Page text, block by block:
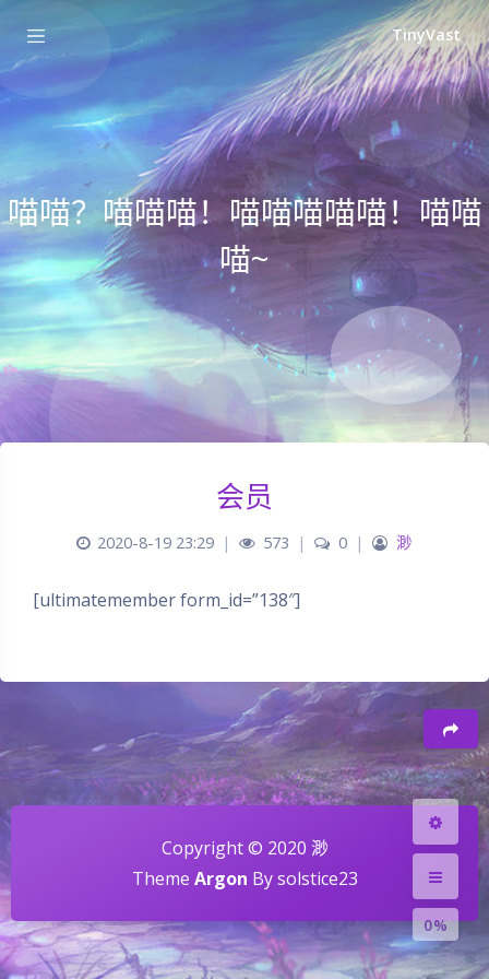
TinyVast
喵喵？喵喵喵！喵喵喵喵喵！喵喵
喵~
Sans Serif Serif
深阴影
关闭 日落 暗化
灰度
0%
会员
2020-8-19 23:29 | 573 | 0 | 渺
[ultimatemember form_id=”138″]
Copyright © 2020 渺
Theme Argon By solstice23